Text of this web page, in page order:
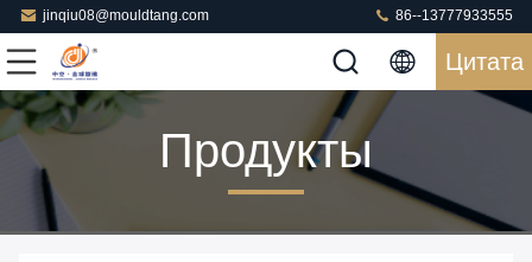
jinqiu08@mouldtang.com 86--13777933555
Цитата
Продукты